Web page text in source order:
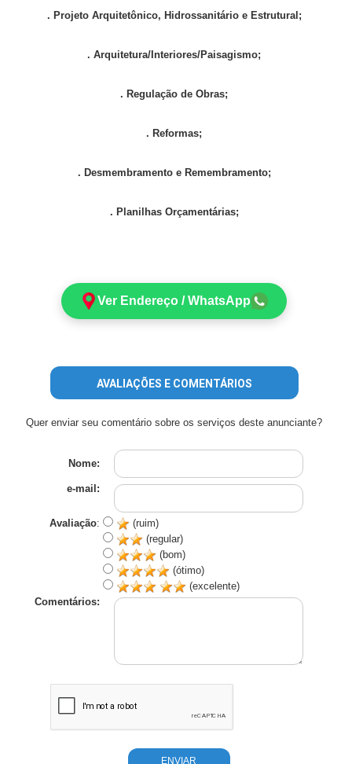
. Projeto Arquitetônico, Hidrossanitário e Estrutural;
. Arquitetura/Interiores/Paisagismo;
. Regulação de Obras;
. Reformas;
. Desmembramento e Remembramento;
. Planilhas Orçamentárias;
Ver Endereço / WhatsApp
AVALIAÇÕES E COMENTÁRIOS
Quer enviar seu comentário sobre os serviços deste anunciante?
Nome:
e-mail:
Avaliação:
(ruim)
(regular)
(bom)
(ótimo)
(excelente)
Comentários: